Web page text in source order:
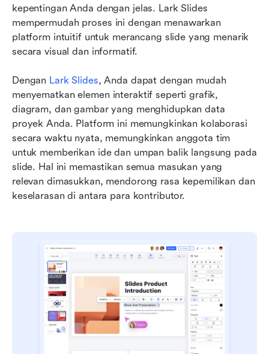
kepentingan Anda dengan jelas. Lark Slides
mempermudah proses ini dengan menawarkan
platform intuitif untuk merancang slide yang menarik
secara visual dan informatif.
Dengan Lark Slides, Anda dapat dengan mudah
menyematkan elemen interaktif seperti grafik,
diagram, dan gambar yang menghidupkan data
proyek Anda. Platform ini memungkinkan kolaborasi
secara waktu nyata, memungkinkan anggota tim
untuk memberikan ide dan umpan balik langsung pada
slide. Hal ini memastikan semua masukan yang
relevan dimasukkan, mendorong rasa kepemilikan dan
keselarasan di antara para kontributor.